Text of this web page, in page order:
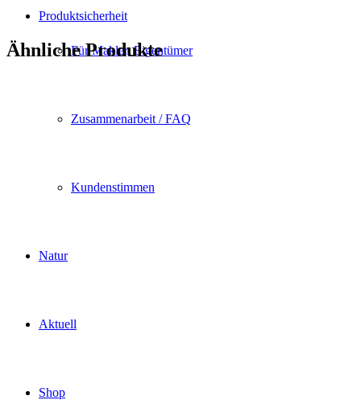
Für Makler, Eigentümer
Zusammenarbeit / FAQ
Kundenstimmen
Natur
Aktuell
Shop
Produktsicherheit
Ähnliche Produkte